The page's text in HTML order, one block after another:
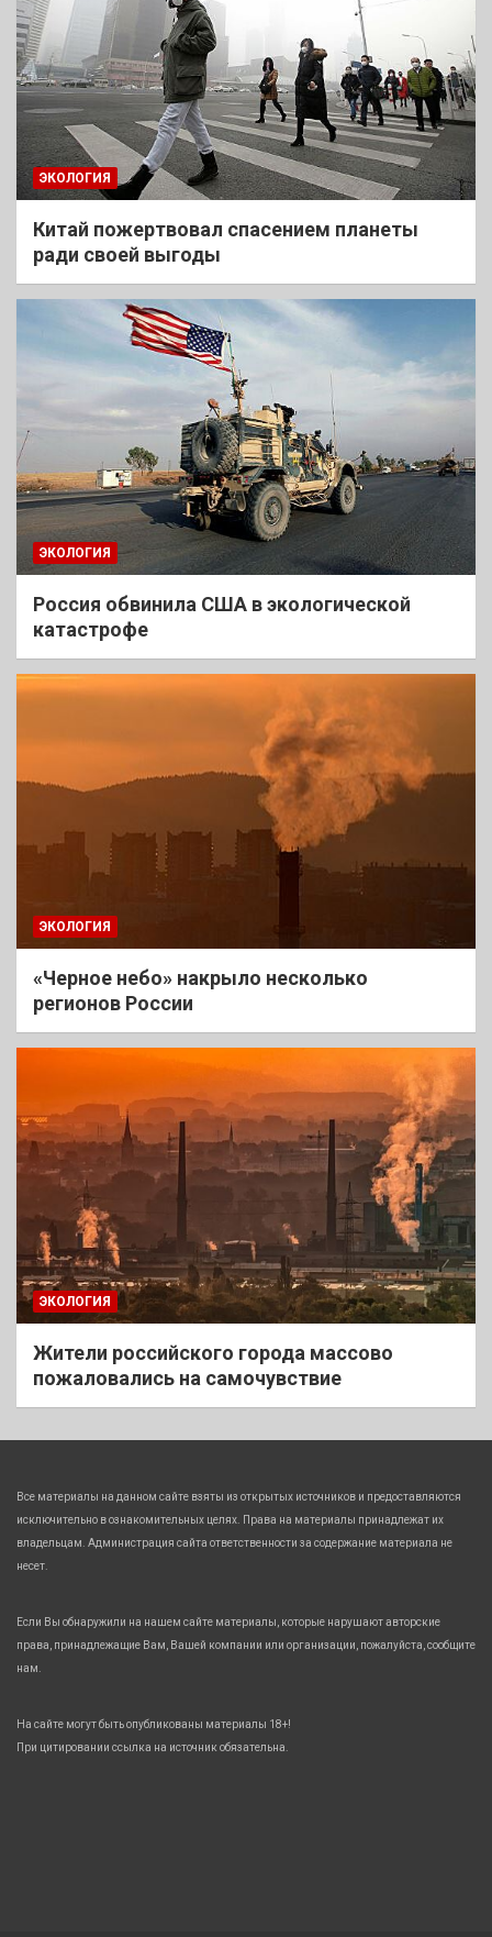
ЭКОЛОГИЯ
Китай пожертвовал спасением планеты
ради своей выгоды
ЭКОЛОГИЯ
Россия обвинила США в экологической
катастрофе
ЭКОЛОГИЯ
«Черное небо» накрыло несколько
регионов России
ЭКОЛОГИЯ
Жители российского города массово
пожаловались на самочувствие
Все материалы на данном сайте взяты из открытых источников и предоставляются
исключительно в ознакомительных целях. Права на материалы принадлежат их
владельцам. Администрация сайта ответственности за содержание материала не
несет.
Если Вы обнаружили на нашем сайте материалы, которые нарушают авторские
права, принадлежащие Вам, Вашей компании или организации, пожалуйста, сообщите
нам.
На сайте могут быть опубликованы материалы 18+!
При цитировании ссылка на источник обязательна.